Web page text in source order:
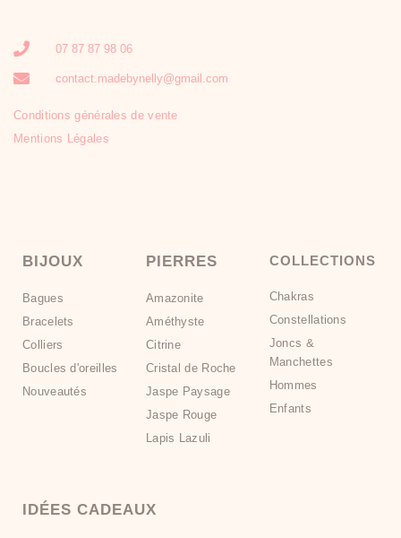
07 87 87 98 06
contact.madebynelly@gmail.com
Conditions générales de vente
Mentions Légales
BIJOUX
Bagues
Bracelets
Colliers
Boucles d'oreilles
Nouveautés
PIERRES
Amazonite
Améthyste
Citrine
Cristal de Roche
Jaspe Paysage
Jaspe Rouge
Lapis Lazuli
COLLECTIONS
Chakras
Constellations
Joncs &
Manchettes
Hommes
Enfants
IDÉES CADEAUX